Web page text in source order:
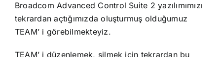
Broadcom Advanced Control Suite 2 yazılımımızı
tekrardan açtığımızda oluşturmuş olduğumuz
TEAM’ i görebilmekteyiz.
TEAM’ i düzenlemek, silmek için tekrardan bu